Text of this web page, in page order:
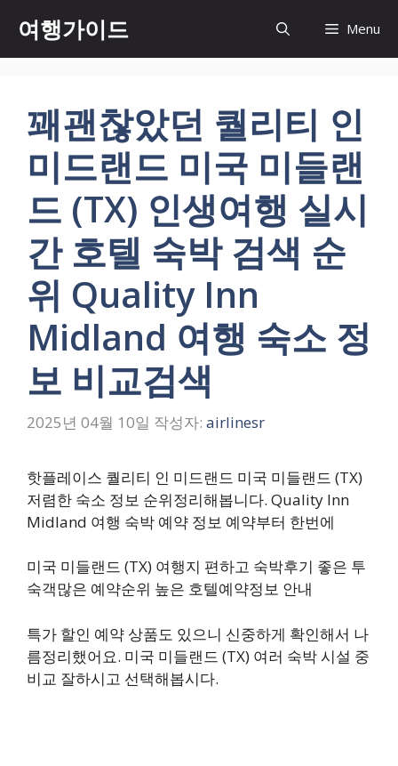
츠
여행가이드 Menu
꽤괜찮았던 퀄리티 인
미드랜드 미국 미들랜
드 (TX) 인생여행 실시
간 호텔 숙박 검색 순
위 Quality Inn
Midland 여행 숙소 정
보 비교검색
2025년 04월 10일 작성자: airlinesr
핫플레이스 퀄리티 인 미드랜드 미국 미들랜드 (TX)
저렴한 숙소 정보 순위정리해봅니다. Quality Inn
Midland 여행 숙박 예약 정보 예약부터 한번에
미국 미들랜드 (TX) 여행지 편하고 숙박후기 좋은 투
숙객많은 예약순위 높은 호텔예약정보 안내
특가 할인 예약 상품도 있으니 신중하게 확인해서 나
름정리했어요. 미국 미들랜드 (TX) 여러 숙박 시설 중
비교 잘하시고 선택해봅시다.